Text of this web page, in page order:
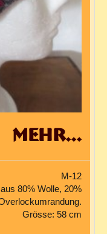
mehr...
M-12
80% Wolle, 20%
Grösse: 58 cm